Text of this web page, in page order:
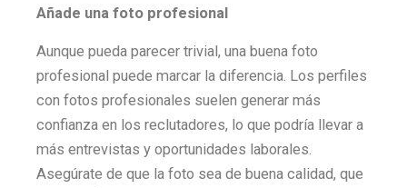
Añade una foto profesional
Aunque pueda parecer trivial, una buena foto
profesional puede marcar la diferencia. Los perfiles
con fotos profesionales suelen generar más
confianza en los reclutadores, lo que podría llevar a
más entrevistas y oportunidades laborales.
Asegúrate de que la foto sea de buena calidad, que